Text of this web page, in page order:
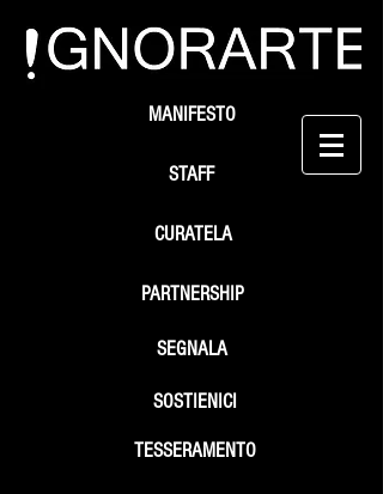
STAFF
SEGNALA
SOSTIENICI
MANIFESTO
PARTNERSHIP
TESSERAMENTO
CURATELA